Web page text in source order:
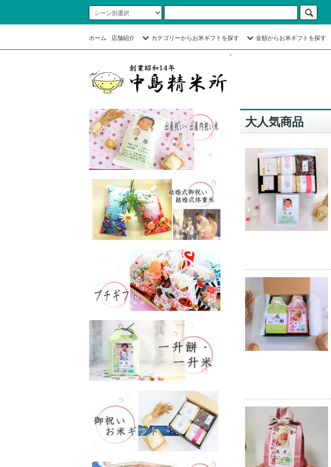
ホーム 店舗紹介 カテゴリーからお米ギフトを探す 金額からお米ギフトを探す
-
大人気商品